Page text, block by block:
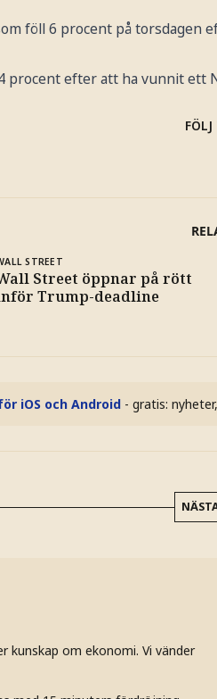
föll 6 procent på torsdagen
procent efter att ha vunnit ett
STREET
Street öppnar på rött
Trump-deadline
iOS och Android - gratis:
kunskap om ekonomi. Vi vänder